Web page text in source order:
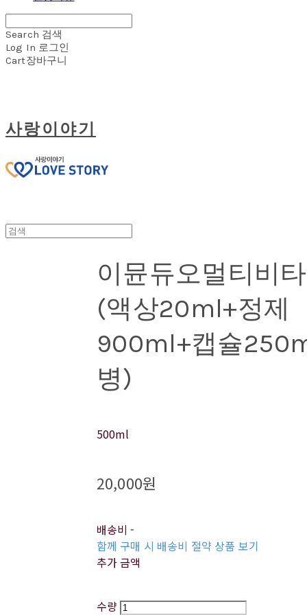
Search 검색
Log In 로그인
Cart장바구니
사랑이야기
이뮨듀오멀티비
(액상20ml+정제
900ml+캡슐
병)
500ml
20,000원
배송비-
함께 구매 시 배송비 절약 상품 보기
추가 금액
수량